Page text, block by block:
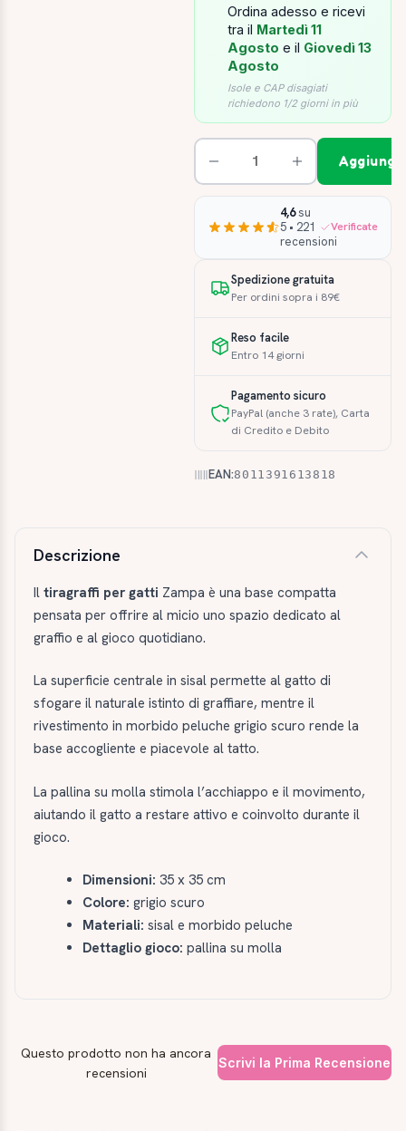
Ordina adesso e ricevi
tra il Martedì 11
Agosto e il Giovedì 13
Agosto
Isole e CAP disagiati
richiedono 1/2 giorni in più
4,6su
5 • 221
recensioni
Verificate
Spedizione gratuita
Per ordini sopra i 89€
Reso facile
Entro 14 giorni
Pagamento sicuro
PayPal (anche 3 rate), Carta
di Credito e Debito
EAN:8011391613818
Descrizione
Il tiragraffi per gatti Zampa è una base compatta
pensata per offrire al micio uno spazio dedicato al
graffio e al gioco quotidiano.
La superficie centrale in sisal permette al gatto di
sfogare il naturale istinto di graffiare, mentre il
rivestimento in morbido peluche grigio scuro rende la
base accogliente e piacevole al tatto.
La pallina su molla stimola l’acchiappo e il movimento,
aiutando il gatto a restare attivo e coinvolto durante il
gioco.
Dimensioni: 35 x 35 cm
Colore: grigio scuro
Materiali: sisal e morbido peluche
Dettaglio gioco: pallina su molla
Questo prodotto non ha ancora
recensioni
Scrivi la Prima Recensione